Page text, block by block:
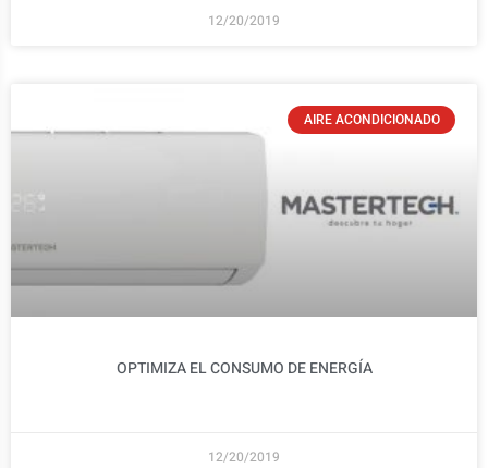
12/20/2019
AIRE ACONDICIONADO
OPTIMIZA EL CONSUMO DE ENERGÍA
12/20/2019